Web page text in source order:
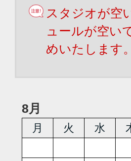
スタジオが空
ュールが空い
めいたします。
8月
月 火 水